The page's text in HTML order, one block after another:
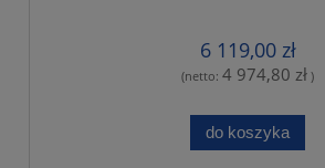
6 119,00 zł
(netto: 4 974,80 zł )
do koszyka